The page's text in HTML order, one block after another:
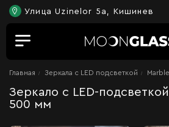
Улица Uzinelor 5a, Кишинев
Главная Зеркала c LED подсветкой Marble
Зеркало с LED-
500 мм